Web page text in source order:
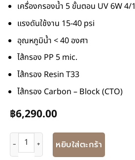
เครื่องกรองน้ำ 5 ขั้นตอน UV 6W 4/1
แรงดันใช้งาน 15-40 psi
อุณหภูมิน้ำ < 40 องศา
ไส้กรอง PP 5 mic.
ไส้กรอง Resin T33
ไส้กรอง Carbon – Block (CTO)
฿6,290.00
หยิบใส่ตะกร้า